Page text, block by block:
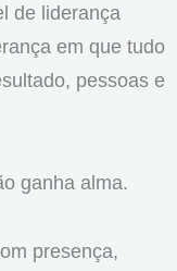
de liderança
em que tudo
pessoas e
ganha alma.
presença,